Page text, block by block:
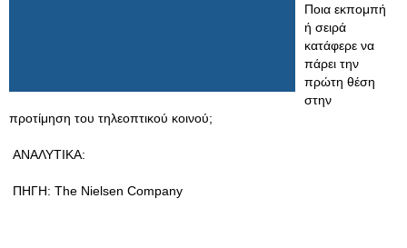
Ποια εκπομπή
ή σειρά
κατάφερε να
πάρει την
πρώτη θέση
στην
προτίμηση του τηλεοπτικού κοινού;
ΑΝΑΛΥΤΙΚΑ:
ΠΗΓΗ: The Nielsen Company